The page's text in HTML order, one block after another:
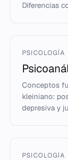
Diferencias
PSICOLOGÍA
Conceptos
kleiniano:
depresiva y
PSICOLOGÍA